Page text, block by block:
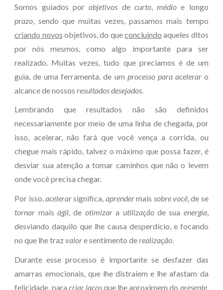
Somos guiados porobjetivos de curto, médioe longo
prazo , sendo que muitas vezes, passamos mais tempo
criando novos objetivos , do queconcluindo aqueles ditos
por nós mesmos, como algo importante para ser
realizado. Muitas vezes, tudo que preciamos é de um
guia, de uma ferramenta, de um processo para acelerar o
alcance de nossos resultados desejados
Lembrando que resultados não são definidos
necessariamente por meio de uma linha de chegada, por
isso, acelerar, não fará que você vença a corrida, ou
chegue mais rápido, talvez o máximo que possa fazer, é
desviar sua atenção a tomar caminhos que não o levem
onde você precisa chegar.
Por isso,acelerarsignifica, aprendermais sobre você, de se
tornar maiságil, de otimizara utilização de sua energia,
desviando daquilo que lhe causa desperdício, e focando
no que lhe trazvalore sentimento derealização.
Durante esse processo é importante se desfazer das
amarras emocionais, que lhe distraiem e lhe afastam da
felicidade, para criar laçosque lhe aproximemdo presente,